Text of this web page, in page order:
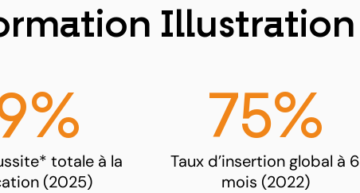
Illustration
totale à la
(2025)
75%
Taux d’insertion global à 6
mois (2022)